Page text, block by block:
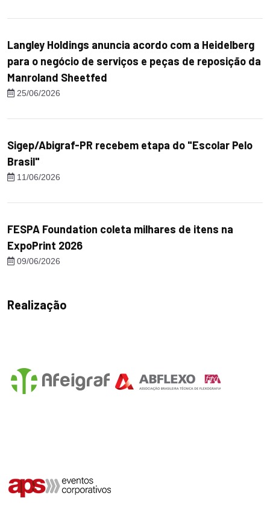
Langley Holdings anuncia acordo com a Heidelberg
para o negócio de serviços e peças de reposição da
Manroland Sheetfed
25/06/2026
Sigep/Abigraf-PR recebem etapa do "Escolar Pelo
Brasil"
11/06/2026
FESPA Foundation coleta milhares de itens na
ExpoPrint 2026
09/06/2026
Realização